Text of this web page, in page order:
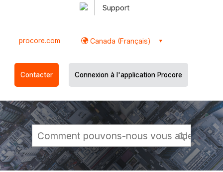
Support
procore.com Canada (Français)
Contacter Connexion à l'application Procore